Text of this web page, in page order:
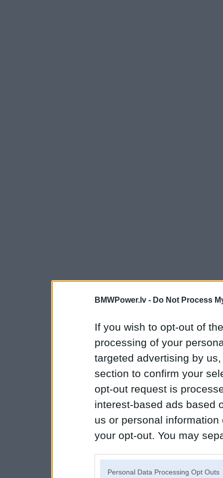
BMWPower.lv - Do Not Process
If you wish to opt-out of
processing of your
targeted advertising by
section to confirm your
opt-out request is
interest-based ads based
us or personal
your opt-out. You may
Personal Data Processing Opt Outs